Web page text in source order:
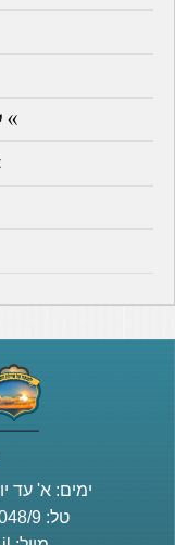
»
ימים: א' עד יום ה'
טל: 04-8121048/9 פקס: 04-8121043